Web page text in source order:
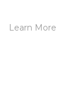
Learn More